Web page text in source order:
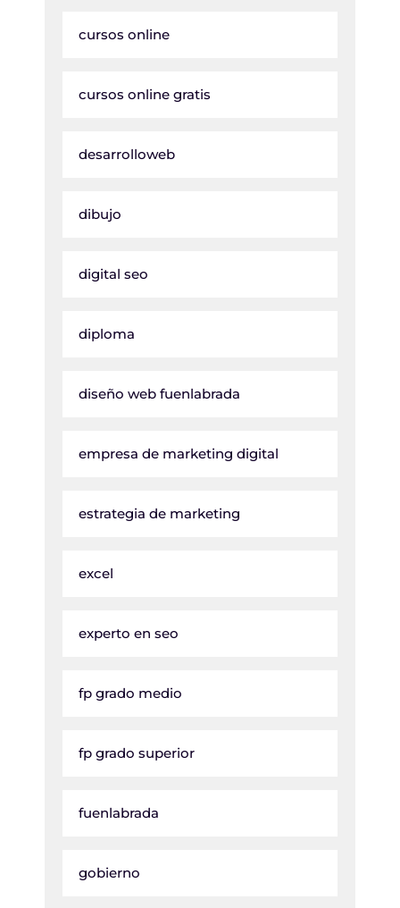
cursos online
cursos online gratis
desarrolloweb
dibujo
digital seo
diploma
diseño web fuenlabrada
empresa de marketing digital
estrategia de marketing
excel
experto en seo
fp grado medio
fp grado superior
fuenlabrada
gobierno